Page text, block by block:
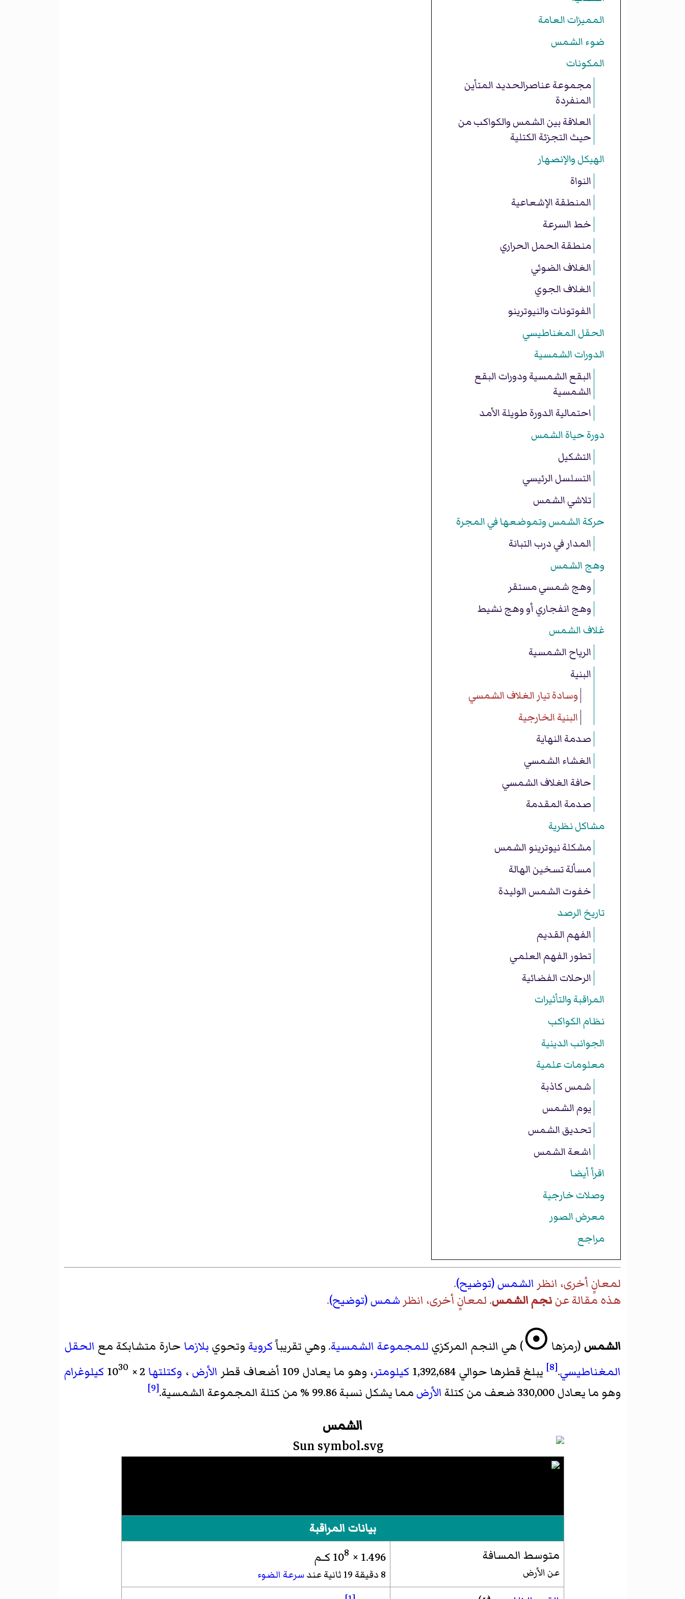
المميزات العامة
ضوء الشمس
المكونات
مجموعة عناصرالحديد المتأين
المنفردة
العلاقة بين الشمس والكواكب من
حيث التجزئة الكتلية
الهيكل والإنصهار
النواة
المنطقة الإشعاعية
خط السرعة
منطقة الحمل الحراري
الغلاف الضوئي
الغلاف الجوي
الفوتونات والنيوترينو
الحقل المغناطيسي
الدورات الشمسية
البقع الشمسية ودورات البقع
الشمسية
احتمالية الدورة طويلة الأمد
دورة حياة الشمس
التشكيل
التسلسل الرئيسي
تلاشي الشمس
حركة الشمس وتموضعها في المجرة
المدار في درب التبانة
وهج الشمس
وهج شمسي مستقر
وهج انفجاري أو وهج نشيط
غلاف الشمس
الرياح الشمسية
البنية
وسادة تيار الغلاف الشمسي
البنية الخارجية
صدمة النهاية
الغشاء الشمسي
حافة الغلاف الشمسي
صدمة المقدمة
مشاكل نظرية
مشكلة نيوترينو الشمس
مسألة تسخين الهالة
خفوت الشمس الوليدة
تاريخ الرصد
الفهم القديم
تطور الفهم العلمي
الرحلات الفضائية
المراقبة والتأثيرات
نظام الكواكب
الجوانب الدينية
معلومات علمية
شمس كاذبة
يوم الشمس
تحديق الشمس
اشعة الشمس
اقرأ أيضا
وصلات خارجية
معرض الصور
مراجع
لمعانٍ أخرى، انظر الشمس (توضيح).
هذه مقالة عننجم الشمس. لمعانٍ أخرى، انظرشمس (توضيح).
الشمس (رمزها ☉) هي النجم المركزي للمجموعة الشمسية. وهي تقريباًكروية وتحوي بلازما حارة متشابكة مع الحقل
المغناطيسي.
[8] يبلغ قطرها حوالي 1,392,684 كيلومتر، وهو ما يعادل 109 أضعاف قطر الأرض ، وكتلتها ×
1030
كيلوغرام
وهو ما يعادل 330,000 ضعف من كتلة
الأرضمما يشكل نسبة 99.86 % من كتلة المجموعة الشمسية. [9]
الشمس
بيانات المراقبة
متوسط المسافة
عن الأرض
1.496
×
108 كـم
8 دقيقة 19 ثانية عند سرعة الضوء